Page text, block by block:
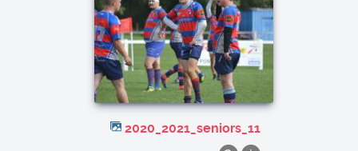
2020_2021_seniors_11